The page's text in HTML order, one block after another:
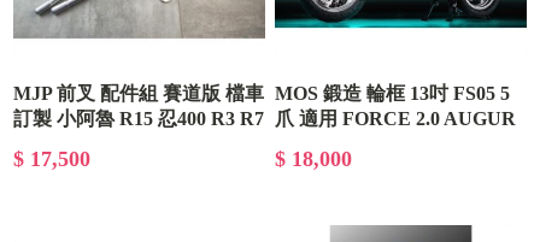
MJP 前叉 配件組 賽道版 檔車
訂製 小阿魯 R15 忍400 R3 R7
$ 17,500
MOS 鍛造 輪框 13吋 FS05 5
爪 適用 FORCE 2.0 AUGUR
$ 18,000